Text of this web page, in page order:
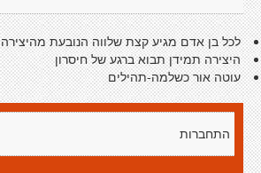
לכל בן אדם מגיע קצת שלווה הנובעת מהיצירה
היצירה תמידן תבוא ברגע של חיסרון
עוטה אור כשלמה-תהילים
התחברות